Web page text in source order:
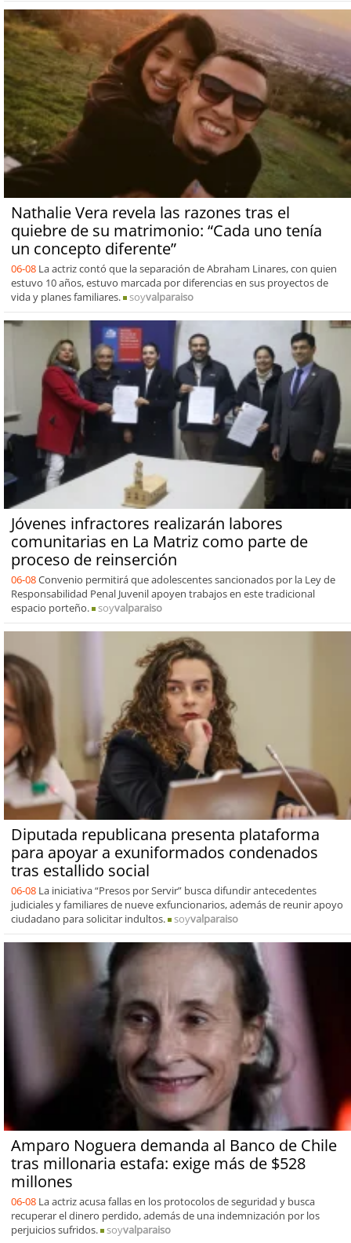
Nathalie Vera revela las razones tras el
quiebre de su matrimonio: “Cada uno tenía
un concepto diferente”
06-08 La actriz contó que la separación de Abraham Linares, con quien
estuvo 10 años, estuvo marcada por diferencias en sus proyectos de
vida y planes familiares.
soyvalparaiso
Jóvenes infractores realizarán labores
comunitarias en La Matriz como parte de
proceso de reinserción
06-08Convenio permitirá que adolescentes sancionados por la Ley de
Responsabilidad Penal Juvenil apoyen trabajos en este tradicional
espacio porteño.
soyvalparaiso
Diputada republicana presenta plataforma
para apoyar a exuniformados condenados
tras estallido social
06-08 La iniciativa “Presos por Servir” busca difundir antecedentes
judiciales y familiares de nueve exfuncionarios, además de reunir apoyo
ciudadano para solicitar indultos.
soyvalparaiso
Amparo Noguera demanda al Banco de Chile
tras millonaria estafa: exige más de $528
millones
06-08 La actriz acusa fallas en los protocolos de seguridad y busca
recuperar el dinero perdido, además de una indemnización por los
perjuicios sufridos.
soyvalparaiso